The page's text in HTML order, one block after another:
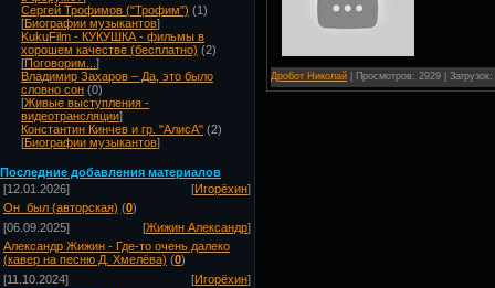
Сергей Трофимов ("Трофим") (1)
[Биографии музыкантов]
KukuFilm - КУКУШКА - фильмы в
хорошем качестве (бесплатно) (2)
[Поговорим... ]
Владимир Захаров – Да, это было
словно сон (0)
[Живые выступления -
видеотрансляции]
Константин Кинчев и гр. "АлисА" (2)
[Биографии музыкантов]
Последние добавления материалов
[12.01.2026]
[Игорёхин]
Он_был (авторская) (0)
[06.09.2025]
[Жижин Александр]
Александр Жижин - Где-то очень далеко
(кавер на песню Д. Хмелёва) (0)
[11.10.2024]
[Игорёхин]
Дробот Николай | Просмотров: 2929 |